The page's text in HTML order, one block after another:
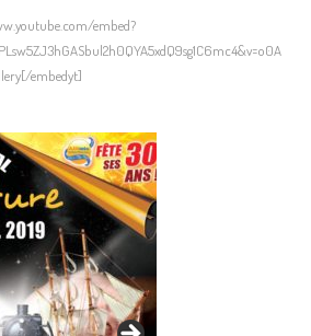
embed?
embedyt]